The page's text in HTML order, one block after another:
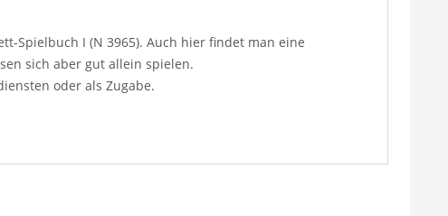
Spielbuch I (N 3965). Auch hier findet man eine
sich aber gut allein spielen.
oder als Zugabe.